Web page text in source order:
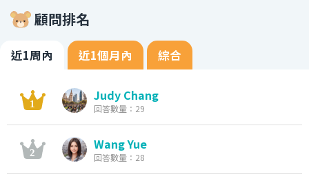
顧問排名
近1周內 近1個月內 綜合
Judy Chang
回答數量：29
Wang Yue
回答數量：28